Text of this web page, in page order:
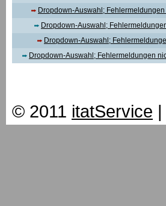
Dropdown-Auswahl;
Dropdown-Auswahl;
Dropdown-Auswahl;
Dropdown-Auswahl; Fehlermeldungen
© 2011 itatService |